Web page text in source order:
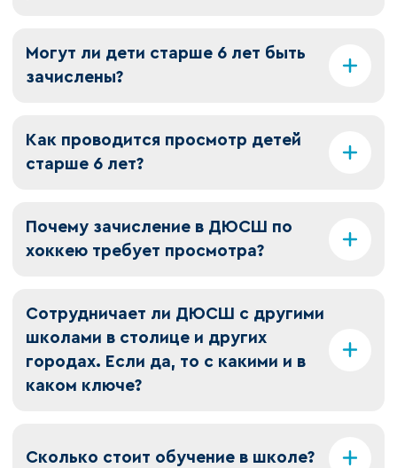
Могут ли дети старше 6 лет быть
зачислены?
Как проводится просмотр детей
старше 6 лет?
Почему зачисление в ДЮСШ по
хоккею требует просмотра?
Сотрудничает ли ДЮСШ с другими
школами в столице и других
городах. Если да, то с какими и в
каком ключе?
Сколько стоит обучение в школе?